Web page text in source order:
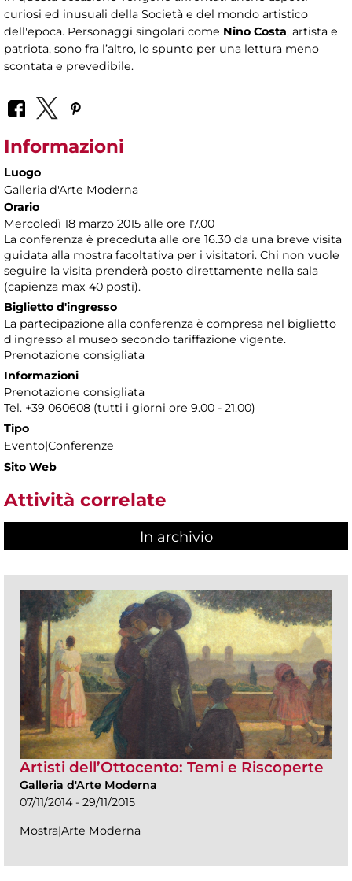
curiosi ed inusuali della Società e del mondo artistico
dell'epoca. Personaggi singolari come Nino Costa, artista e
patriota, sono fra l’altro, lo spunto per una lettura meno
scontata e prevedibile.
Informazioni
Luogo
Galleria d'Arte Moderna
Orario
Mercoledì 18 marzo 2015 alle ore 17.00
La conferenza è preceduta alle ore 16.30 da una breve visita
guidata alla mostra facoltativa per i visitatori. Chi non vuole
seguire la visita prenderà posto direttamente nella sala
(capienza max 40 posti).
Biglietto d'ingresso
La partecipazione alla conferenza è compresa nel biglietto
d'ingresso al museo secondo tariffazione vigente.
Prenotazione consigliata
Informazioni
Prenotazione consigliata
Tel. +39 060608 (tutti i giorni ore 9.00 - 21.00)
Tipo
Evento|Conferenze
Sito Web
Attività correlate
In archivio
Artisti dell’Ottocento: Temi e Riscoperte
Galleria d'Arte Moderna
07/11/2014 - 29/11/2015
Mostra|Arte Moderna